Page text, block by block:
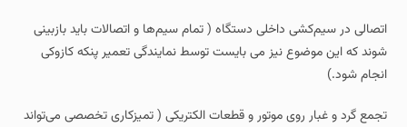
اتصالی در سیم‌کشی داخلی دستگاه ( تمام سیم‌ها و اتصالات باید بازبینی
شوند که این موضوع نیز می بایست توسط نمایندگی تعمیر پنکه کازوکی
انجام شود.)
تجمع گرد و غبار روی موتور و قطعات الکتریکی ( تمیزکاری تخصصی می‌تواند